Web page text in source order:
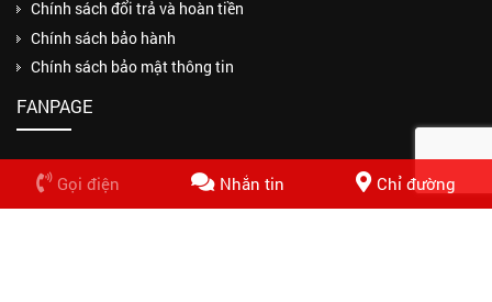
Chính sách đổi trả và hoàn tiền
Chính sách bảo hành
Chính sách bảo mật thông tin
FANPAGE
Gọi điện Nhắn tin Chỉ đường